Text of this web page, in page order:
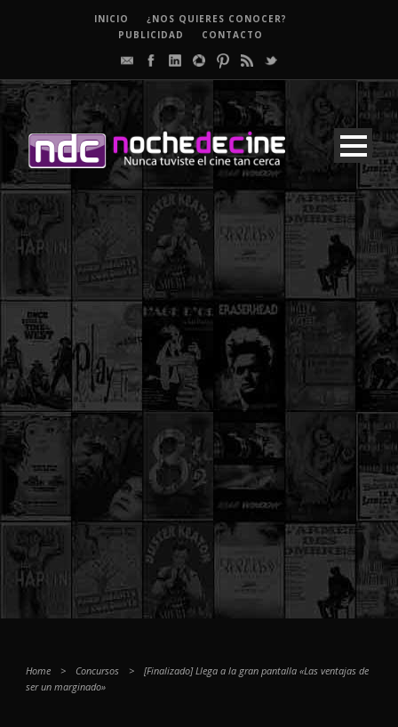
INICIO
¿NOS QUIERES CONOCER?
PUBLICIDAD
CONTACTO
Home > Concursos >
[Finalizado] Llega a la gran pantalla «Las ventajas de
ser un marginado»